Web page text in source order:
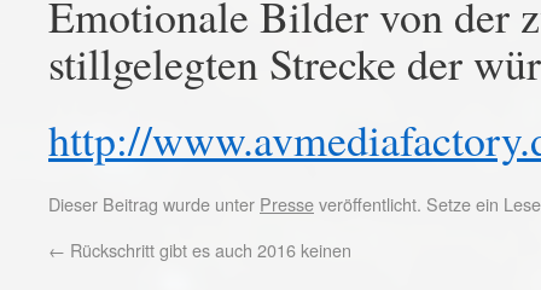
Emotionale Bilder von der
stillgelegten Strecke der
http://
Dieser Beitrag wurde unter Presseveröffentlicht. Setze ein
← Rückschritt gibt es auch 2016 keinen